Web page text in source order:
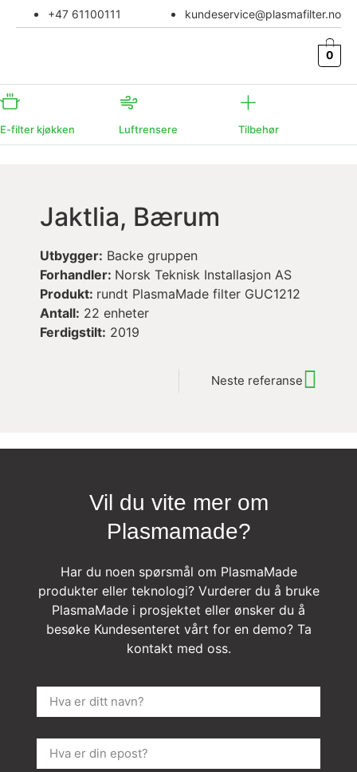
+47 61100111 kundeservice@plasmafilter.no
0
E-filter kjøkken Luftrensere Tilbehør
Jaktlia, Bærum
Utbygger: Backe gruppen
Forhandler: Norsk Teknisk Installasjon AS
Produkt: rundt PlasmaMade filter GUC1212
Antall: 22 enheter
Ferdigstilt: 2019
Neste referanse
Vil du vite mer om
Plasmamade?
Har du noen spørsmål om PlasmaMade
produkter eller teknologi? Vurderer du å bruke
PlasmaMade i prosjektet eller ønsker du å
besøke Kundesenteret vårt for en demo? Ta
kontakt med oss.